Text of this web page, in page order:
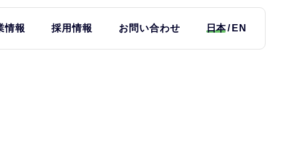
情報 採用情報 お問い合わせ 日本 EN